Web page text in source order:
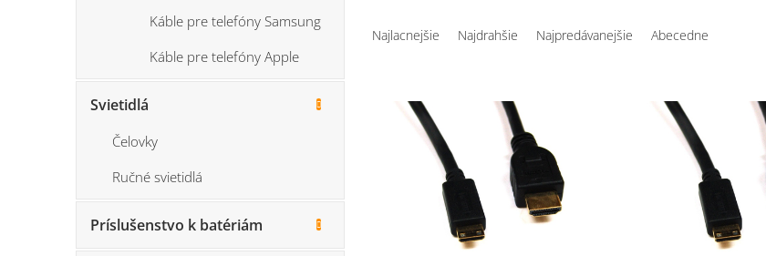
Káble pre telefóny Samsung
Káble pre telefóny Apple
Svietidlá
Čelovky
Ručné svietidlá
Príslušenstvo k batériám
Najlacnejšie Najdrahšie Najpredávanejšie Abecedne